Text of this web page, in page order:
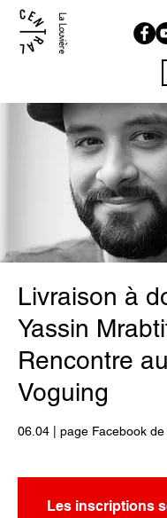
La Louvière
Livraison à
Yassin
Rencontre
Voguing
06.04 | page Facebook
Les inscriptions